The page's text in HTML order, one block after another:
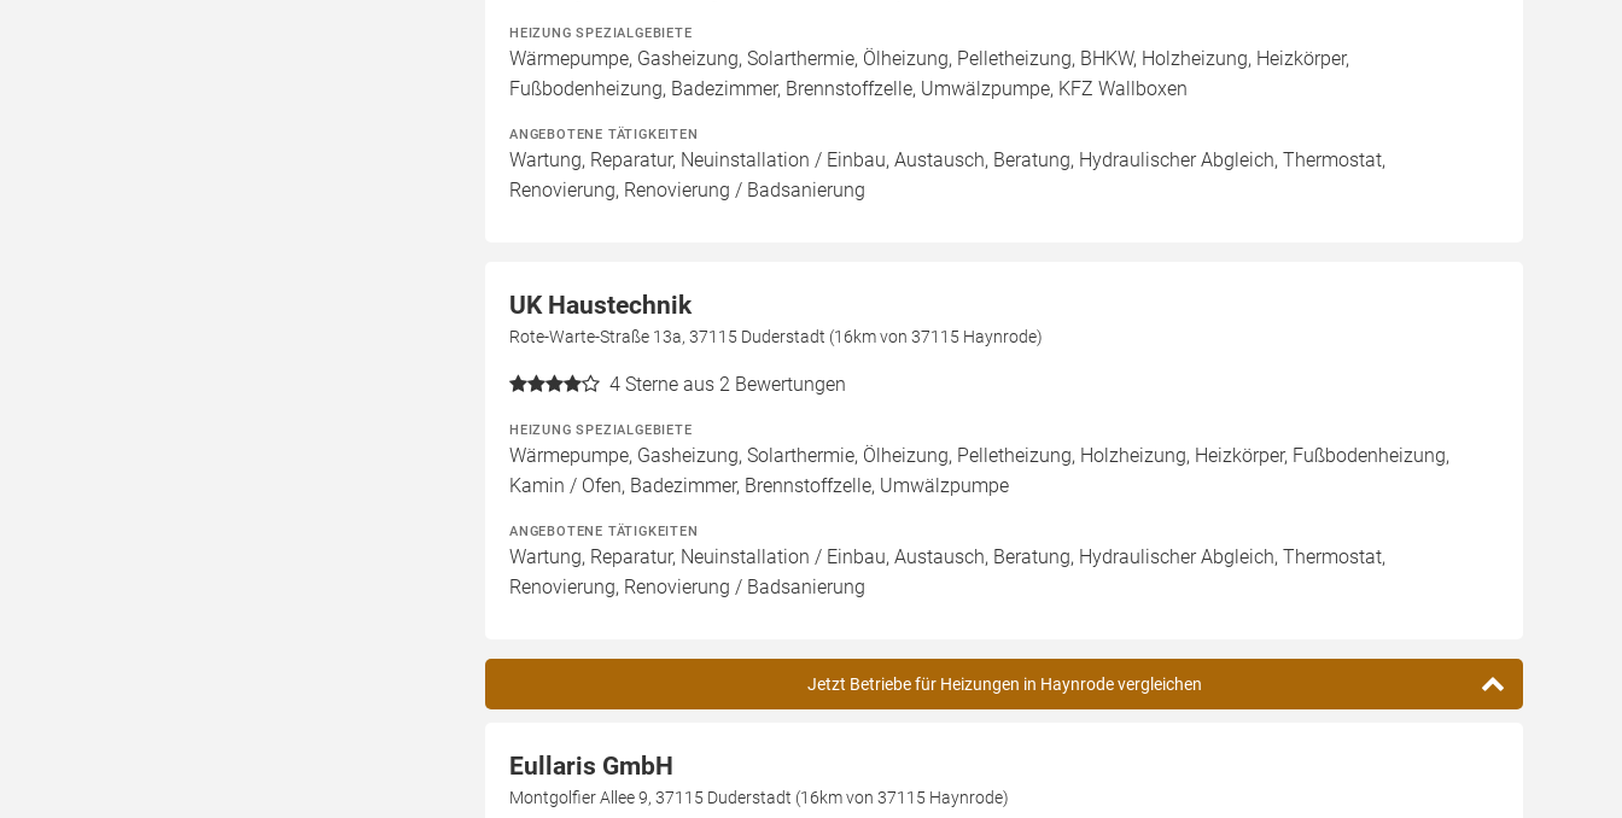
HEIZUNG SPEZIALGEBIETE
Wärmepumpe, Gasheizung, Solarthermie, Ölheizung, Pelletheizung, BHKW, Holzheizung, Heizkörper,
Fußbodenheizung, Badezimmer, Brennstoffzelle, Umwälzpumpe, KFZ Wallboxen
ANGEBOTENE TÄTIGKEITEN
Wartung, Reparatur, Neuinstallation / Einbau, Austausch, Beratung, Hydraulischer Abgleich, Thermostat,
Renovierung, Renovierung / Badsanierung
UK Haustechnik
Rote-Warte-Straße 13a, 37115 Duderstadt (16km von 37115 Haynrode)
4 Sterne aus 2 Bewertungen
HEIZUNG SPEZIALGEBIETE
Wärmepumpe, Gasheizung, Solarthermie, Ölheizung, Pelletheizung, Holzheizung, Heizkörper, Fußbodenheizung,
Kamin / Ofen, Badezimmer, Brennstoffzelle, Umwälzpumpe
ANGEBOTENE TÄTIGKEITEN
Wartung, Reparatur, Neuinstallation / Einbau, Austausch, Beratung, Hydraulischer Abgleich, Thermostat,
Renovierung, Renovierung / Badsanierung
Jetzt Betriebe für Heizungen in Haynrode vergleichen
Eullaris GmbH
Montgolfier Allee 9, 37115 Duderstadt (16km von 37115 Haynrode)